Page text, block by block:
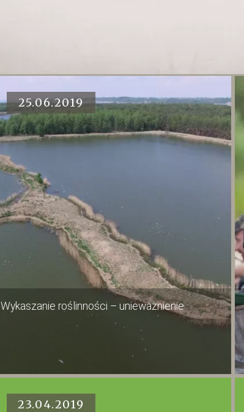
25.06.2019
Wykaszanie roślinności – unieważnienie
23.04.2019